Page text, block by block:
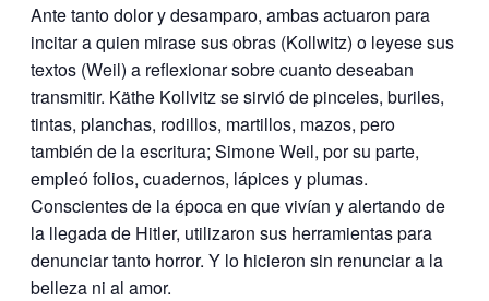
Ante tanto dolor y desamparo, ambas actuaron para
incitar a quien mirase sus obras (Kollwitz) o leyese sus
textos (Weil) a reflexionar sobre cuanto deseaban
transmitir. Käthe Kollvitz se sirvió de pinceles, buriles,
tintas, planchas, rodillos, martillos, mazos, pero
también de la escritura; Simone Weil, por su parte,
empleó folios, cuadernos, lápices y plumas.
Conscientes de la época en que vivían y alertando de
la llegada de Hitler, utilizaron sus herramientas para
denunciar tanto horror. Y lo hicieron sin renunciar a la
belleza ni al amor.